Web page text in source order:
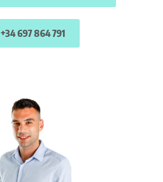
+34 697 864 791